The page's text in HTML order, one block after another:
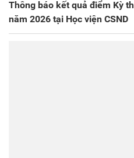
Thông báo kết quả điểm Kỳ
năm 2026 tại Học viện CSND